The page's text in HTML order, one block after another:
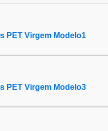
PET Virgem Modelo1
PET Virgem Modelo3